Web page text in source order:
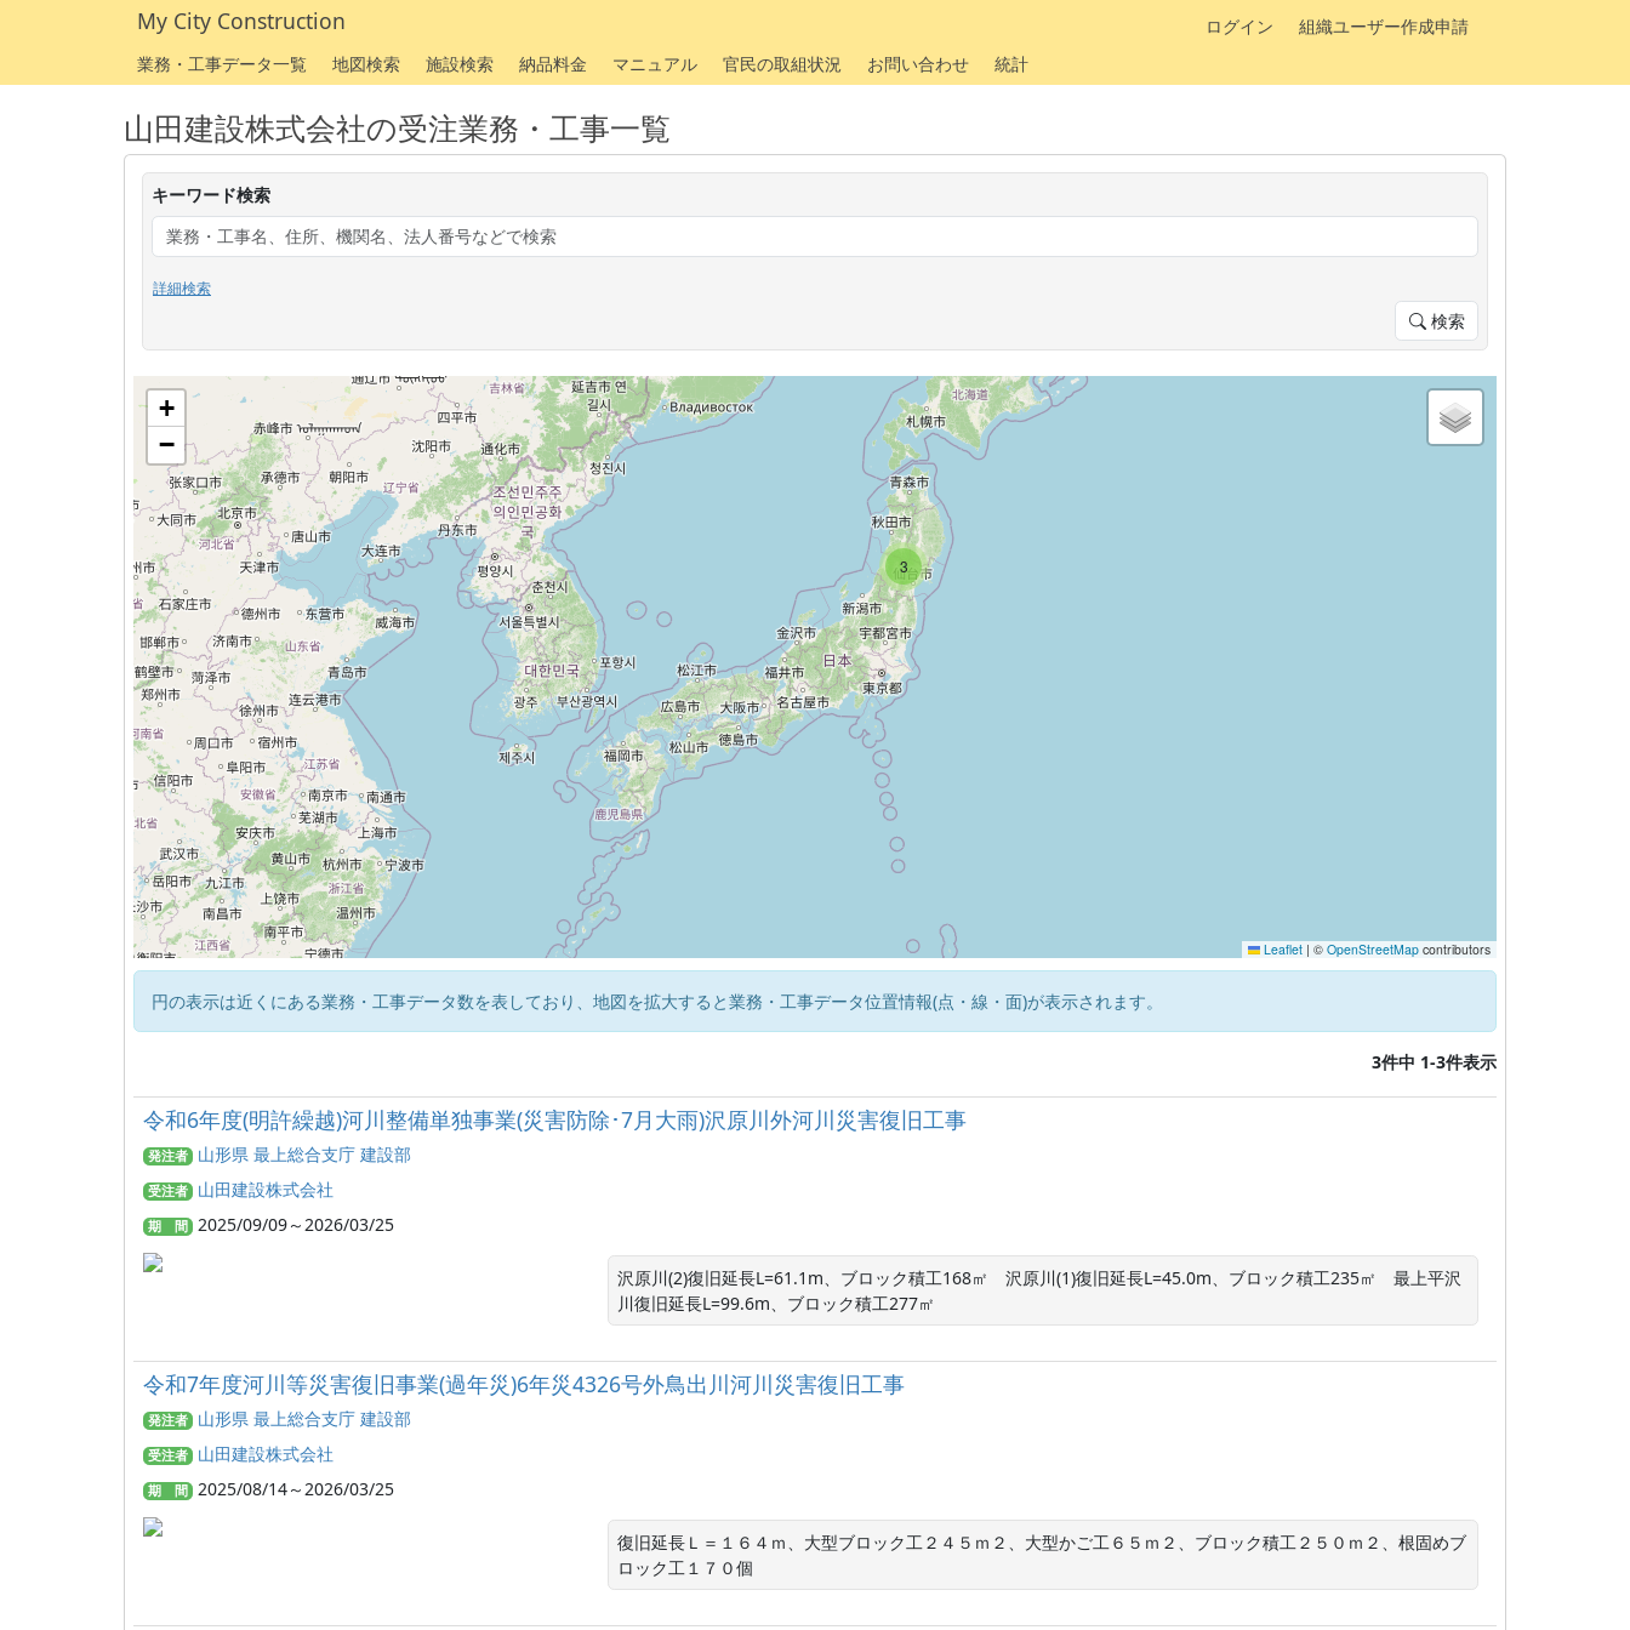
My City Construction ログイン
組織ユーザー作成申請
業務・工事データ一覧
地図検索 施設検索 納品料金 マニュアル 官民の取組状況 お問い合わせ 統計
山田建設株式会社の受注業務・工事一覧
キーワード検索
詳細検索
検索
3
+
−
Leaflet | © OpenStreetMap contributors
円の表示は近くにある業務・工事データ数を表しており、地図を拡大すると業務・工事データ位置情報(点・線・面)が表示されます。
3件中 1-3件表示
令和6年度(明許繰越)河川整備単独事業(災害防除･7月大雨)沢原川外河川災害復旧工事
発注者 山形県 最上総合支庁 建設部
受注者 山田建設株式会社
期 間 2025/09/09～2026/03/25
沢原川(2)復旧延長L=61.1m、ブロック積工168㎡　沢原川(1)復旧延長L=45.0m、ブロック積工235㎡　最上平沢
川復旧延長L=99.6m、ブロック積工277㎡
令和7年度河川等災害復旧事業(過年災)6年災4326号外鳥出川河川災害復旧工事
発注者 山形県 最上総合支庁 建設部
受注者 山田建設株式会社
期 間 2025/08/14～2026/03/25
復旧延長Ｌ＝１６４ｍ、大型ブロック工２４５ｍ２、大型かご工６５ｍ２、ブロック積工２５０ｍ２、根固めブ
ロック工１７０個